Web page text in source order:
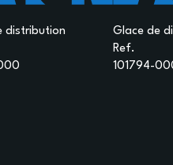
distribution
Glace de
Ref.
101794-